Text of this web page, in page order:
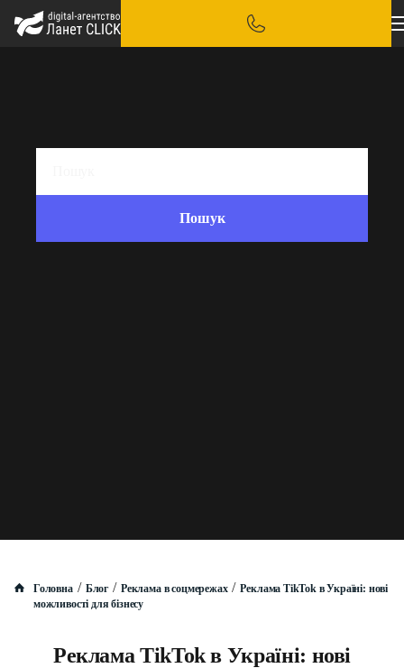
Головна / Блог / Реклама в соцмережах / Реклама TikTok в Україні: нові
можливості для бізнесу
Реклама TikTok в Україні: нові